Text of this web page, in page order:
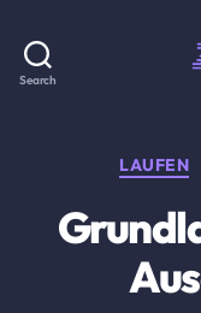
Search
LAUFEN